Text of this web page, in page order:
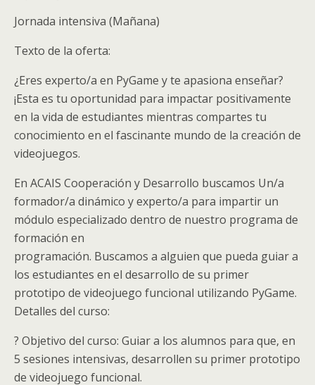
Jornada intensiva (Mañana)
Texto de la oferta:
¿Eres experto/a en PyGame y te apasiona enseñar?
¡Esta es tu oportunidad para impactar positivamente
en la vida de estudiantes mientras compartes tu
conocimiento en el fascinante mundo de la creación de
videojuegos.
En ACAIS Cooperación y Desarrollo buscamos Un/a
formador/a dinámico y experto/a para impartir un
módulo especializado dentro de nuestro programa de
formación en
programación. Buscamos a alguien que pueda guiar a
los estudiantes en el desarrollo de su primer
prototipo de videojuego funcional utilizando PyGame.
Detalles del curso:
? Objetivo del curso: Guiar a los alumnos para que, en
5 sesiones intensivas, desarrollen su primer prototipo
de videojuego funcional.